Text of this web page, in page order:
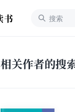
相关作者的搜